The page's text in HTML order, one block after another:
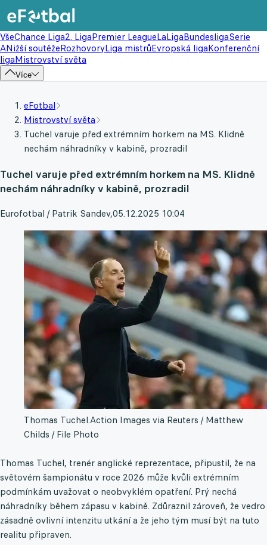
VšeChance Liga2. LigaPremier LeagueLaLigaBundesligaSerie
ANižší soutěžeRozhovoryLiga mistrůEvropská ligaKonferenční
ligaMistrovství světa
Více
eFotbal
Mistrovství světa
Tuchel varuje před extrémním horkem na MS. Klidně
nechám náhradníky v kabině, prozradil
Tuchel varuje před extrémním horkem na MS. Klidně
nechám náhradníky v kabině, prozradil
Eurofotbal / Patrik Sandev,05.12.2025 10:04
Thomas Tuchel.Action Images via Reuters / Matthew
Childs / File Photo
Thomas Tuchel, trenér anglické reprezentace, připustil, že na
světovém šampionátu v roce 2026 může kvůli extrémním
podmínkám uvažovat o neobvyklém opatření. Prý nechá
náhradníky během zápasu v kabině. Zdůraznil zároveň, že vedro
zásadně ovlivní intenzitu utkání a že jeho tým musí být na tuto
realitu připraven.